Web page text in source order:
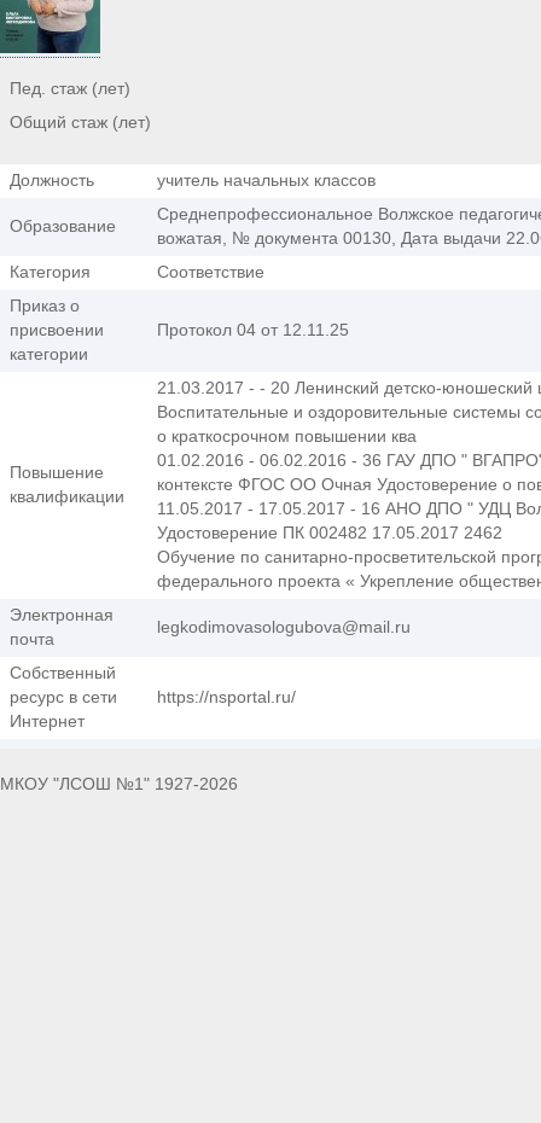
Пед. стаж (лет)
Общий стаж (лет)
Должность учитель начальных классов
Образование
Среднепрофессиональное Волжское
вожатая, № документа 00130, Дата выдачи
Категория
Соответствие
Приказ о
присвоении
категории
Протокол 04 от 12.11.25
Повышение
квалификации
21.03.2017 - - 20 Ленинский детско-юношеский
Воспитательные и оздоровительные системы
о краткосрочном повышении ква
01.02.2016 - 06.02.2016 - 36 ГАУ ДПО " ВГАПРО"
контексте ФГОС ОО Очная Удостоверение о
11.05.2017 - 17.05.2017 - 16 АНО ДПО " УДЦ
Удостоверение ПК 002482 17.05.2017 2462
Обучение по санитарно-просветительской
федерального проекта « Укрепление
Электронная
почта
legkodimovasologubova@mail.ru
Собственный
ресурс в сети
Интернет
https://nsportal.ru/
МКОУ "ЛСОШ №1" 1927-2026